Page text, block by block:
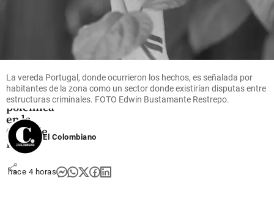
Santos
respaldó
a Neymar
tras la
polémica
en la
Copa de
Brasil
share
La vereda Portugal, donde ocurrieron los hechos, es señalada por
habitantes de la zona como un sector donde existirían disputas entre
estructuras criminales. FOTO Edwin Bustamante Restrepo.
El Colombiano
hace 4 horas